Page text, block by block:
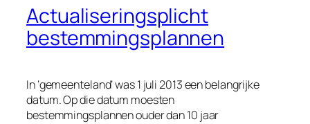
Actualiseringsplicht
bestemmingsplannen
In ‘gemeenteland’ was 1 juli 2013 een belangrijke
datum. Op die datum moesten
bestemmingsplannen ouder dan 10 jaar